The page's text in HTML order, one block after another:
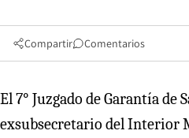
Compartir Comentarios
El 7° Juzgado de Garantía
exsubsecretario del Interior